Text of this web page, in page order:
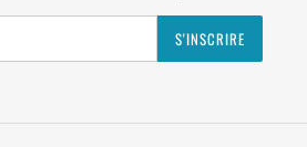
S'INSCRIRE